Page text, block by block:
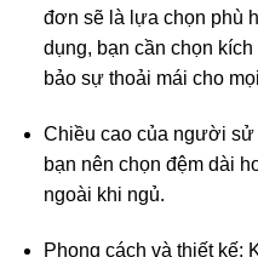
đơn sẽ là lựa chọn phù
dụng, bạn cần chọn
bảo sự thoải mái cho
Chiều cao của người
bạn nên chọn đệm dài
ngoài khi ngủ.
Phong cách và thiết kế: